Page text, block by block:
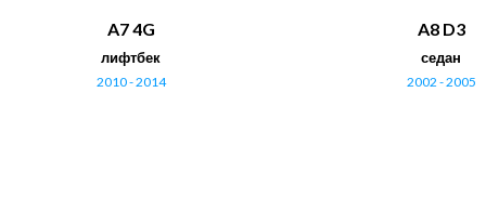
A7 4G
лифтбек
2010 - 2014
A8 D3
седан
2002 - 2005